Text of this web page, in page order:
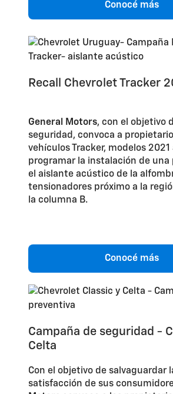
Conocé más
Recall Chevrolet Tracker
General Motors, con el objetivo
seguridad, convoca a
vehículos Tracker, modelos 2021
programar la instalación de una
el aislante acústico de la
tensionadores próximo a la
la columna B.
Conocé más
Campaña de seguridad -
Celta
Con el objetivo de salvaguardar
satisfacción de sus